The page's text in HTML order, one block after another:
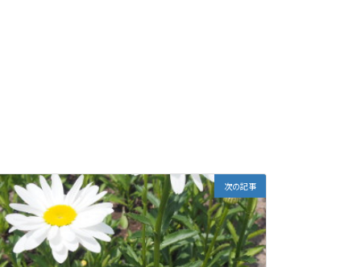
次の記事